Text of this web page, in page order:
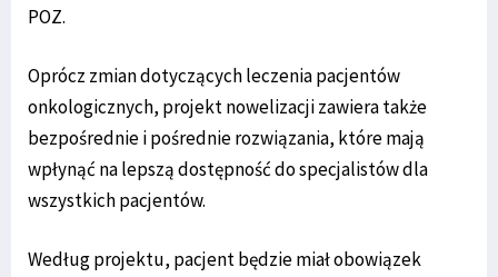
POZ.
Oprócz zmian dotyczących leczenia pacjentów
onkologicznych, projekt nowelizacji zawiera także
bezpośrednie i pośrednie rozwiązania, które mają
wpłynąć na lepszą dostępność do specjalistów dla
wszystkich pacjentów.
Według projektu, pacjent będzie miał obowiązek